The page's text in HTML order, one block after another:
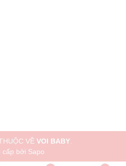
VỀ VOI BABY
cấp bởi Sapo